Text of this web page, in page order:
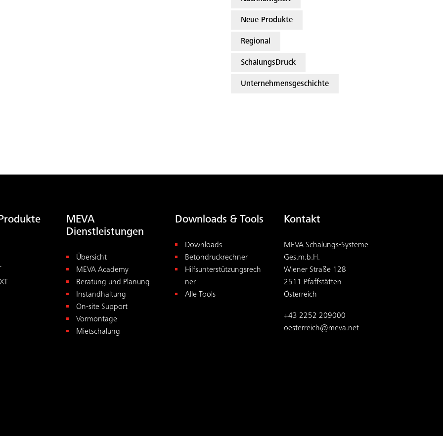
Neue Produkte
Regional
SchalungsDruck
Unternehmensgeschichte
MEVA
Dienstleistungen
Übersicht
MEVA Academy
Beratung und Planung
Instandhaltung
On-site Support
Vormontage
Mietschalung
Downloads & Tools
Downloads
Betondruckrechner
Hilfsunterstützungsrech
ner
Alle Tools
Kontakt
MEVA Schalungs-Systeme
Ges.m.b.H.
Wiener Straße 128
2511 Pfaffstätten
Österreich
+43 2252 209000
oesterreich@meva.net